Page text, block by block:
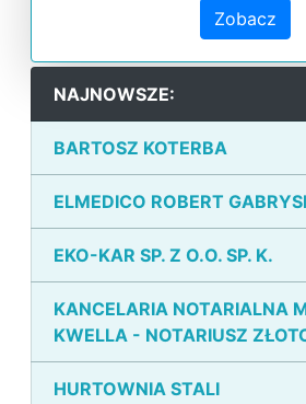
Zobacz
NAJNOWSZE:
BARTOSZ KOTERBA
ELMEDICO ROBERT
EKO-KAR SP. Z O.O. SP. K.
KANCELARIA NOTARIALNA
KWELLA - NOTARIUSZ
HURTOWNIA STALI